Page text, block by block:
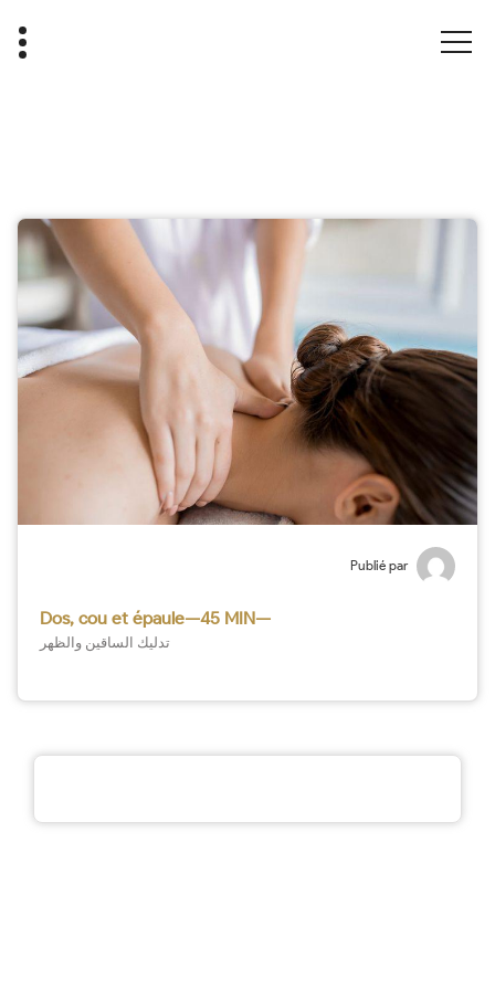
Publié par
Dos, cou et épaule—45 MIN—
تدليك الساقين والظهر